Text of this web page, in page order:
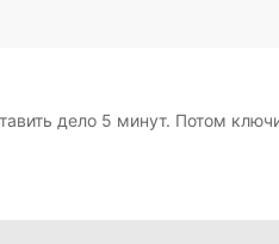
дело 5 минут. Потом